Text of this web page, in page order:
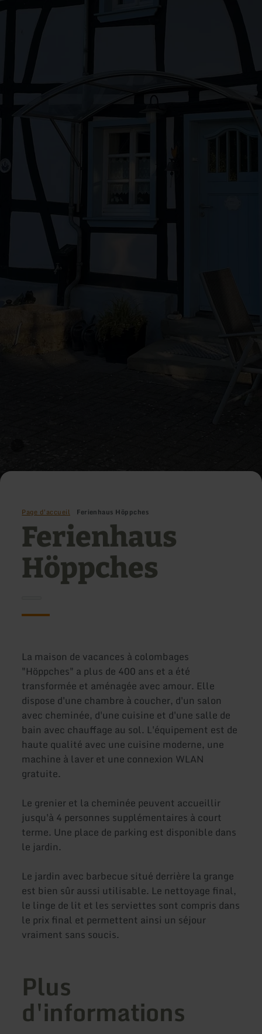
Page d'accueil Ferienhaus Höppches
Ferienhaus
Höppches
La maison de vacances à colombages
"Höppches" a plus de 400 ans et a été
transformée et aménagée avec amour. Elle
dispose d'une chambre à coucher, d'un salon
avec cheminée, d'une cuisine et d'une salle de
bain avec chauffage au sol. L'équipement est de
haute qualité avec une cuisine moderne, une
machine à laver et une connexion WLAN
gratuite.
Le grenier et la cheminée peuvent accueillir
jusqu'à 4 personnes supplémentaires à court
terme. Une place de parking est disponible dans
le jardin.
Le jardin avec barbecue situé derrière la grange
est bien sûr aussi utilisable. Le nettoyage final,
le linge de lit et les serviettes sont compris dans
le prix final et permettent ainsi un séjour
vraiment sans soucis.
Plus
d'informations